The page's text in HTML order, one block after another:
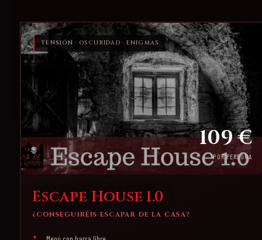
TENSIÓN · OSCURIDAD · ENIGMAS
109 €
POR PERSONA
Escape House 1.0
¿CONSEGUIRÉIS ESCAPAR DE LA CASA?